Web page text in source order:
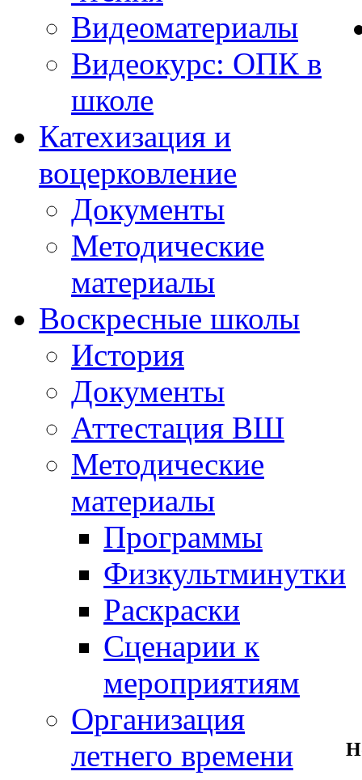
Видеоматериалы
Видеокурс: ОПК в
школе
Катехизация и
воцерковление
Документы
Методические
материалы
Воскресные школы
История
Документы
Аттестация ВШ
Методические
материалы
Программы
Физкультминутки
Раскраски
Сценарии к
мероприятиям
Организация
летнего времени